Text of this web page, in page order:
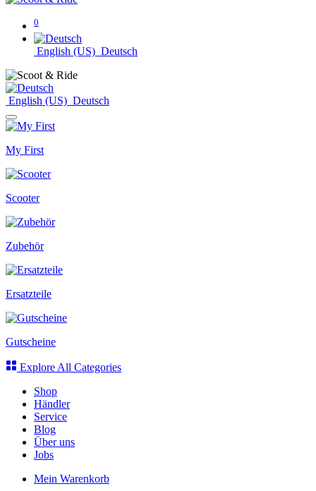
0
English (US) Deutsch
English (US) Deutsch
My First
Scooter
Zubehör
Ersatzteile
Gutscheine
Explore All Categories
Shop
Händler
Service
Blog
Über uns
Jobs
Mein Warenkorb